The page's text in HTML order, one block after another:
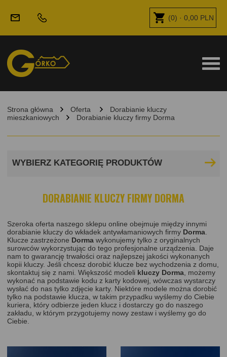
(0) · 0,00 PLN
Strona główna Oferta
Dorabianie kluczy
mieszkaniowych
Dorabianie kluczy firmy Dorma
DORABIANIE KLUCZY FIRMY DORMA
Szeroka oferta naszego sklepu online obejmuje między innymi
dorabianie kluczy do wkładek antywłamaniowych firmy Dorma
Klucze zastrzeżone Dorma wykonujemy tylko z oryginalnych
surowców wykorzystując do tego profesjonalne urządzenia. Daje
nam to gwarancję trwałości oraz najlepszej jakości wykonanych
kopii kluczy. Jeśli chcesz dorobić klucze bez wychodzenia z domu,
skontaktuj się z nami. Większość modeli kluczy Dorma , możemy
wykonać na podstawie kodu z karty kodowej, wówczas wystarczy
wysłać do nas tylko zdjęcie karty. Niektóre modele można dorobić
tylko na podstawie klucza, w takim przypadku wyślemy do Ciebie
kuriera, który odbierze jeden klucz i dostarczy go do naszego
zakładu, w którym przygotujemy nowy zestaw i wyślemy go do
Ciebie.
WYBIERZ KATEGORIĘ PRODUKTÓW